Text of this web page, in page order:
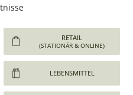
RETAIL
(STATIONÄR & ONLINE)
LEBENSMITTEL